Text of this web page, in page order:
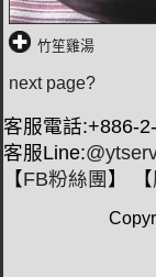
竹笙雞湯
next page?
客服電話:+886-
客服Line:
【FB粉絲團 】 【